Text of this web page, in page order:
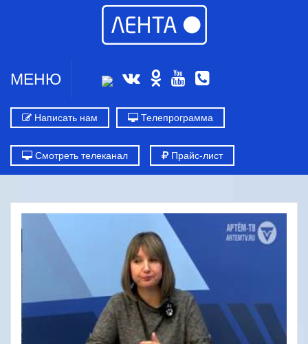
МЕНЮ
Написать нам Телепрограмма
Смотреть телеканал Прайс-лист